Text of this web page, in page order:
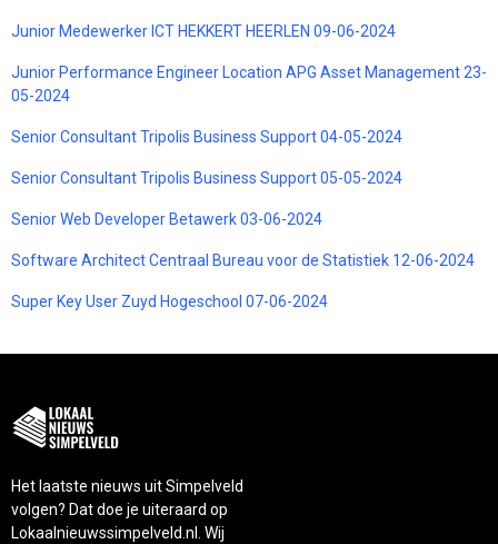
Junior Medewerker ICT HEKKERT HEERLEN 09-06-2024
Junior Performance Engineer Location APG Asset Management 23-
05-2024
Senior Consultant Tripolis Business Support 04-05-2024
Senior Consultant Tripolis Business Support 05-05-2024
Senior Web Developer Betawerk 03-06-2024
Software Architect Centraal Bureau voor de Statistiek 12-06-2024
Super Key User Zuyd Hogeschool 07-06-2024
Het laatste nieuws uit Simpelveld
volgen? Dat doe je uiteraard op
Lokaalnieuwssimpelveld.nl. Wij